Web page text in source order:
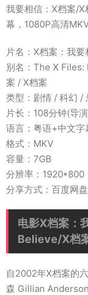
我要相信：X档案/
幕，1080P高清MKV
片名：X档案：我要
别名：The X Files:
案 / X档案
类型：剧情 / 科幻 /
片长：108分钟(导
语言：粤语+中文字
格式：MKV
容量：7GB
分辨率：1920*800
分享方式：百度网盘
电影X档案：
Believe/X档
自2002年X档案的
森 Gillian